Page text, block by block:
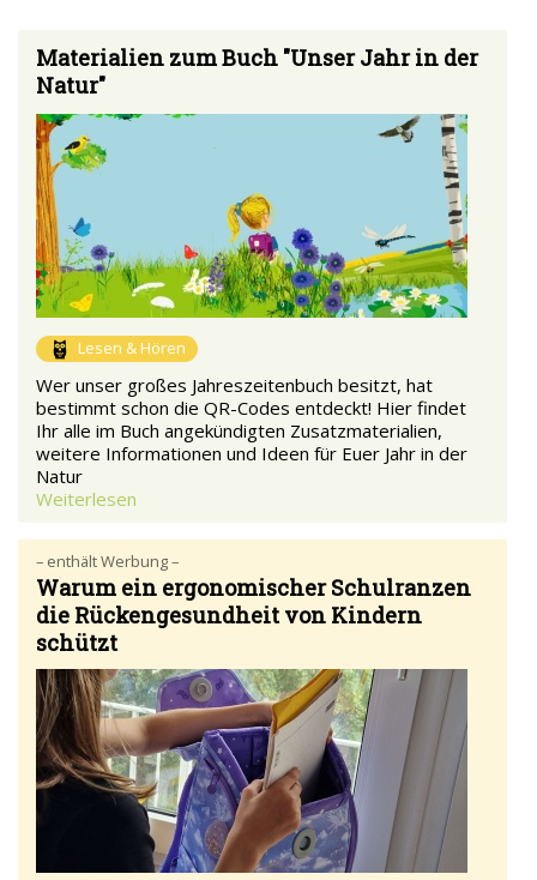
Materialien zum Buch "Unser Jahr in der
Natur"
Lesen & Hören
Wer unser großes Jahreszeitenbuch besitzt, hat
bestimmt schon die QR-Codes entdeckt! Hier findet
Ihr alle im Buch angekündigten Zusatzmaterialien,
weitere Informationen und Ideen für Euer Jahr in der
Natur
Weiterlesen
– enthält Werbung –
Warum ein ergonomischer Schulranzen
die Rückengesundheit von Kindern
schützt